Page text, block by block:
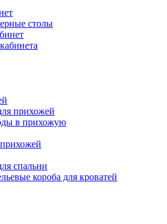
столы
прихожей
в прихожую
спальни
короба для кроватей